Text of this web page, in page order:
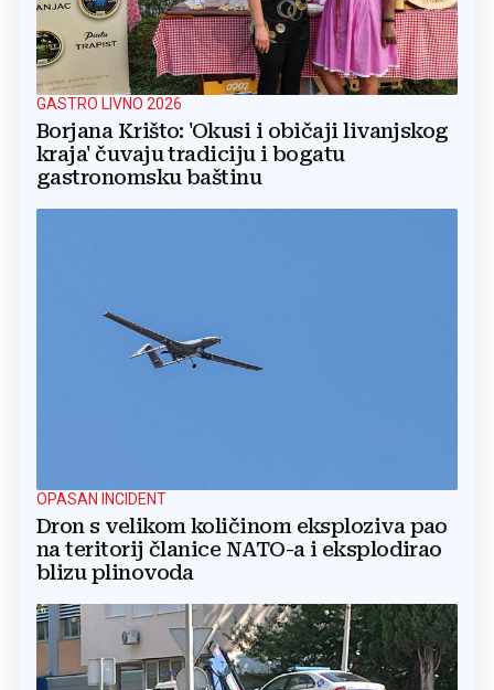
GASTRO LIVNO 2026
Borjana Krišto: 'Okusi i običaji livanjskog
kraja' čuvaju tradiciju i bogatu
gastronomsku baštinu
OPASAN INCIDENT
Dron s velikom količinom eksploziva pao
na teritorij članice NATO-a i eksplodirao
blizu plinovoda